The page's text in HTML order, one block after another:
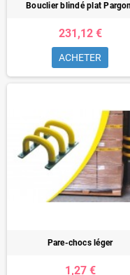
Bouclier blindé plat
231,12 €
ACHETER
Pare-chocs léger
1,27 €